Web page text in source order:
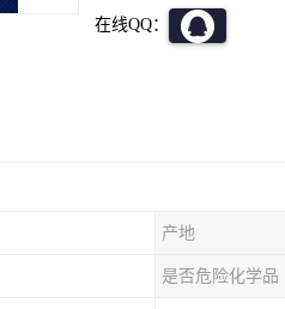
在线QQ：
产地
是否危险化学品